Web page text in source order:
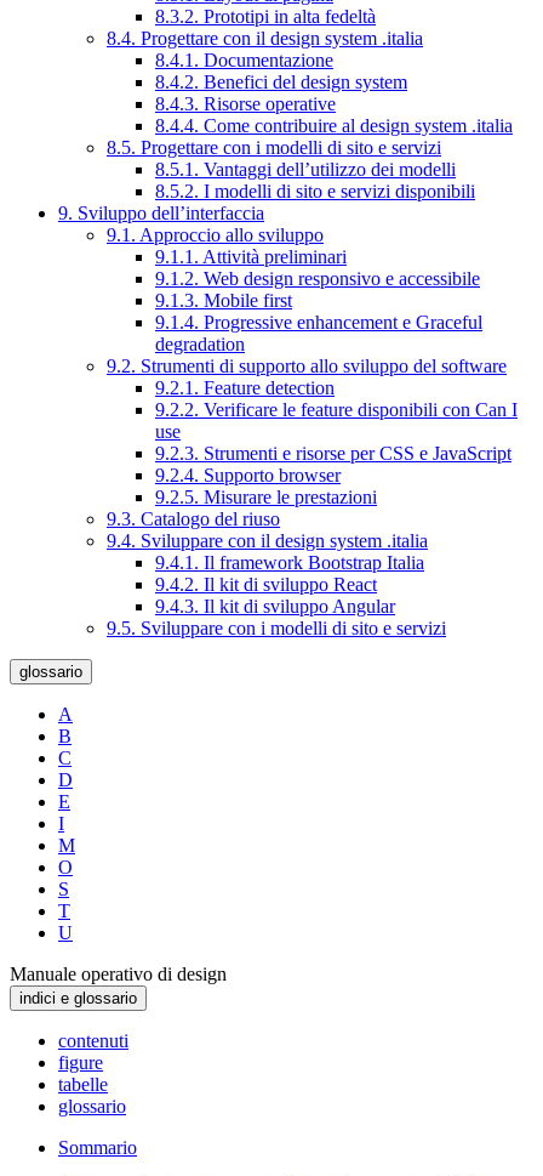
8.3.2. Prototipi in alta fedeltà
8.4. Progettare con il design system .italia
8.4.1. Documentazione
8.4.2. Benefici del design system
8.4.3. Risorse operative
8.4.4. Come contribuire al design system .italia
8.5. Progettare con i modelli di sito e servizi
8.5.1. Vantaggi dell’utilizzo dei modelli
8.5.2. I modelli di sito e servizi disponibili
9. Sviluppo dell’interfaccia
9.1. Approccio allo sviluppo
9.1.1. Attività preliminari
9.1.2. Web design responsivo e accessibile
9.1.3. Mobile first
9.1.4. Progressive enhancement e Graceful
degradation
9.2. Strumenti di supporto allo sviluppo del software
9.2.1. Feature detection
9.2.2. Verificare le feature disponibili con Can I
use
9.2.3. Strumenti e risorse per CSS e JavaScript
9.2.4. Supporto browser
9.2.5. Misurare le prestazioni
9.3. Catalogo del riuso
9.4. Sviluppare con il design system .italia
9.4.1. Il framework Bootstrap Italia
9.4.2. Il kit di sviluppo React
9.4.3. Il kit di sviluppo Angular
9.5. Sviluppare con i modelli di sito e servizi
glossario
A
B
C
D
E
I
M
O
S
T
U
Manuale operativo di design
indici e glossario
contenuti
figure
tabelle
glossario
Sommario